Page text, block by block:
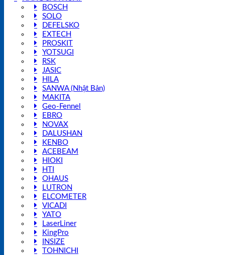
BOSCH
SOLO
DEFELSKO
EXTECH
PROSKIT
YOTSUGI
RSK
JASIC
HILA
SANWA (Nhật Bản)
MAKITA
Geo-Fennel
EBRO
NOVAX
DALUSHAN
KENBO
ACEBEAM
HIOKI
HTI
OHAUS
LUTRON
ELCOMETER
VICADI
YATO
LaserLiner
KingPro
INSIZE
TOHNICHI